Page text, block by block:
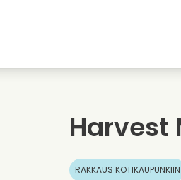
Treffielokuvat
Harvest
RAKKAUS KOTIKAUPUNKIIN